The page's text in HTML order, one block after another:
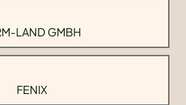
LAND GMBH
FENIX